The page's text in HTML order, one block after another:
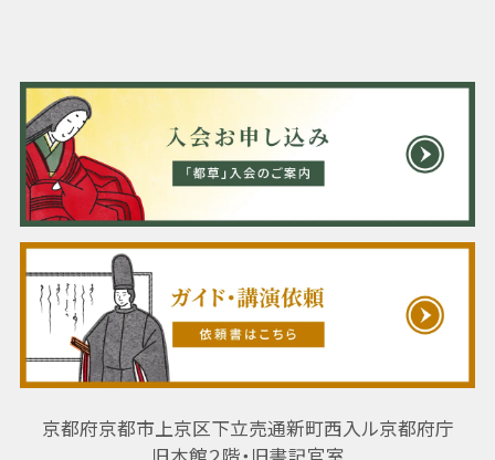
京都府京都市上京区下立売通新町西入ル京都府庁